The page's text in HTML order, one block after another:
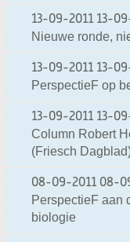
13-09-2011 13-
Nieuwe ronde,
13-09-2011 13-
PerspectieF op
13-09-2011 13-
Column Robert
(Friesch
08-09-2011 08-
PerspectieF aan
biologie